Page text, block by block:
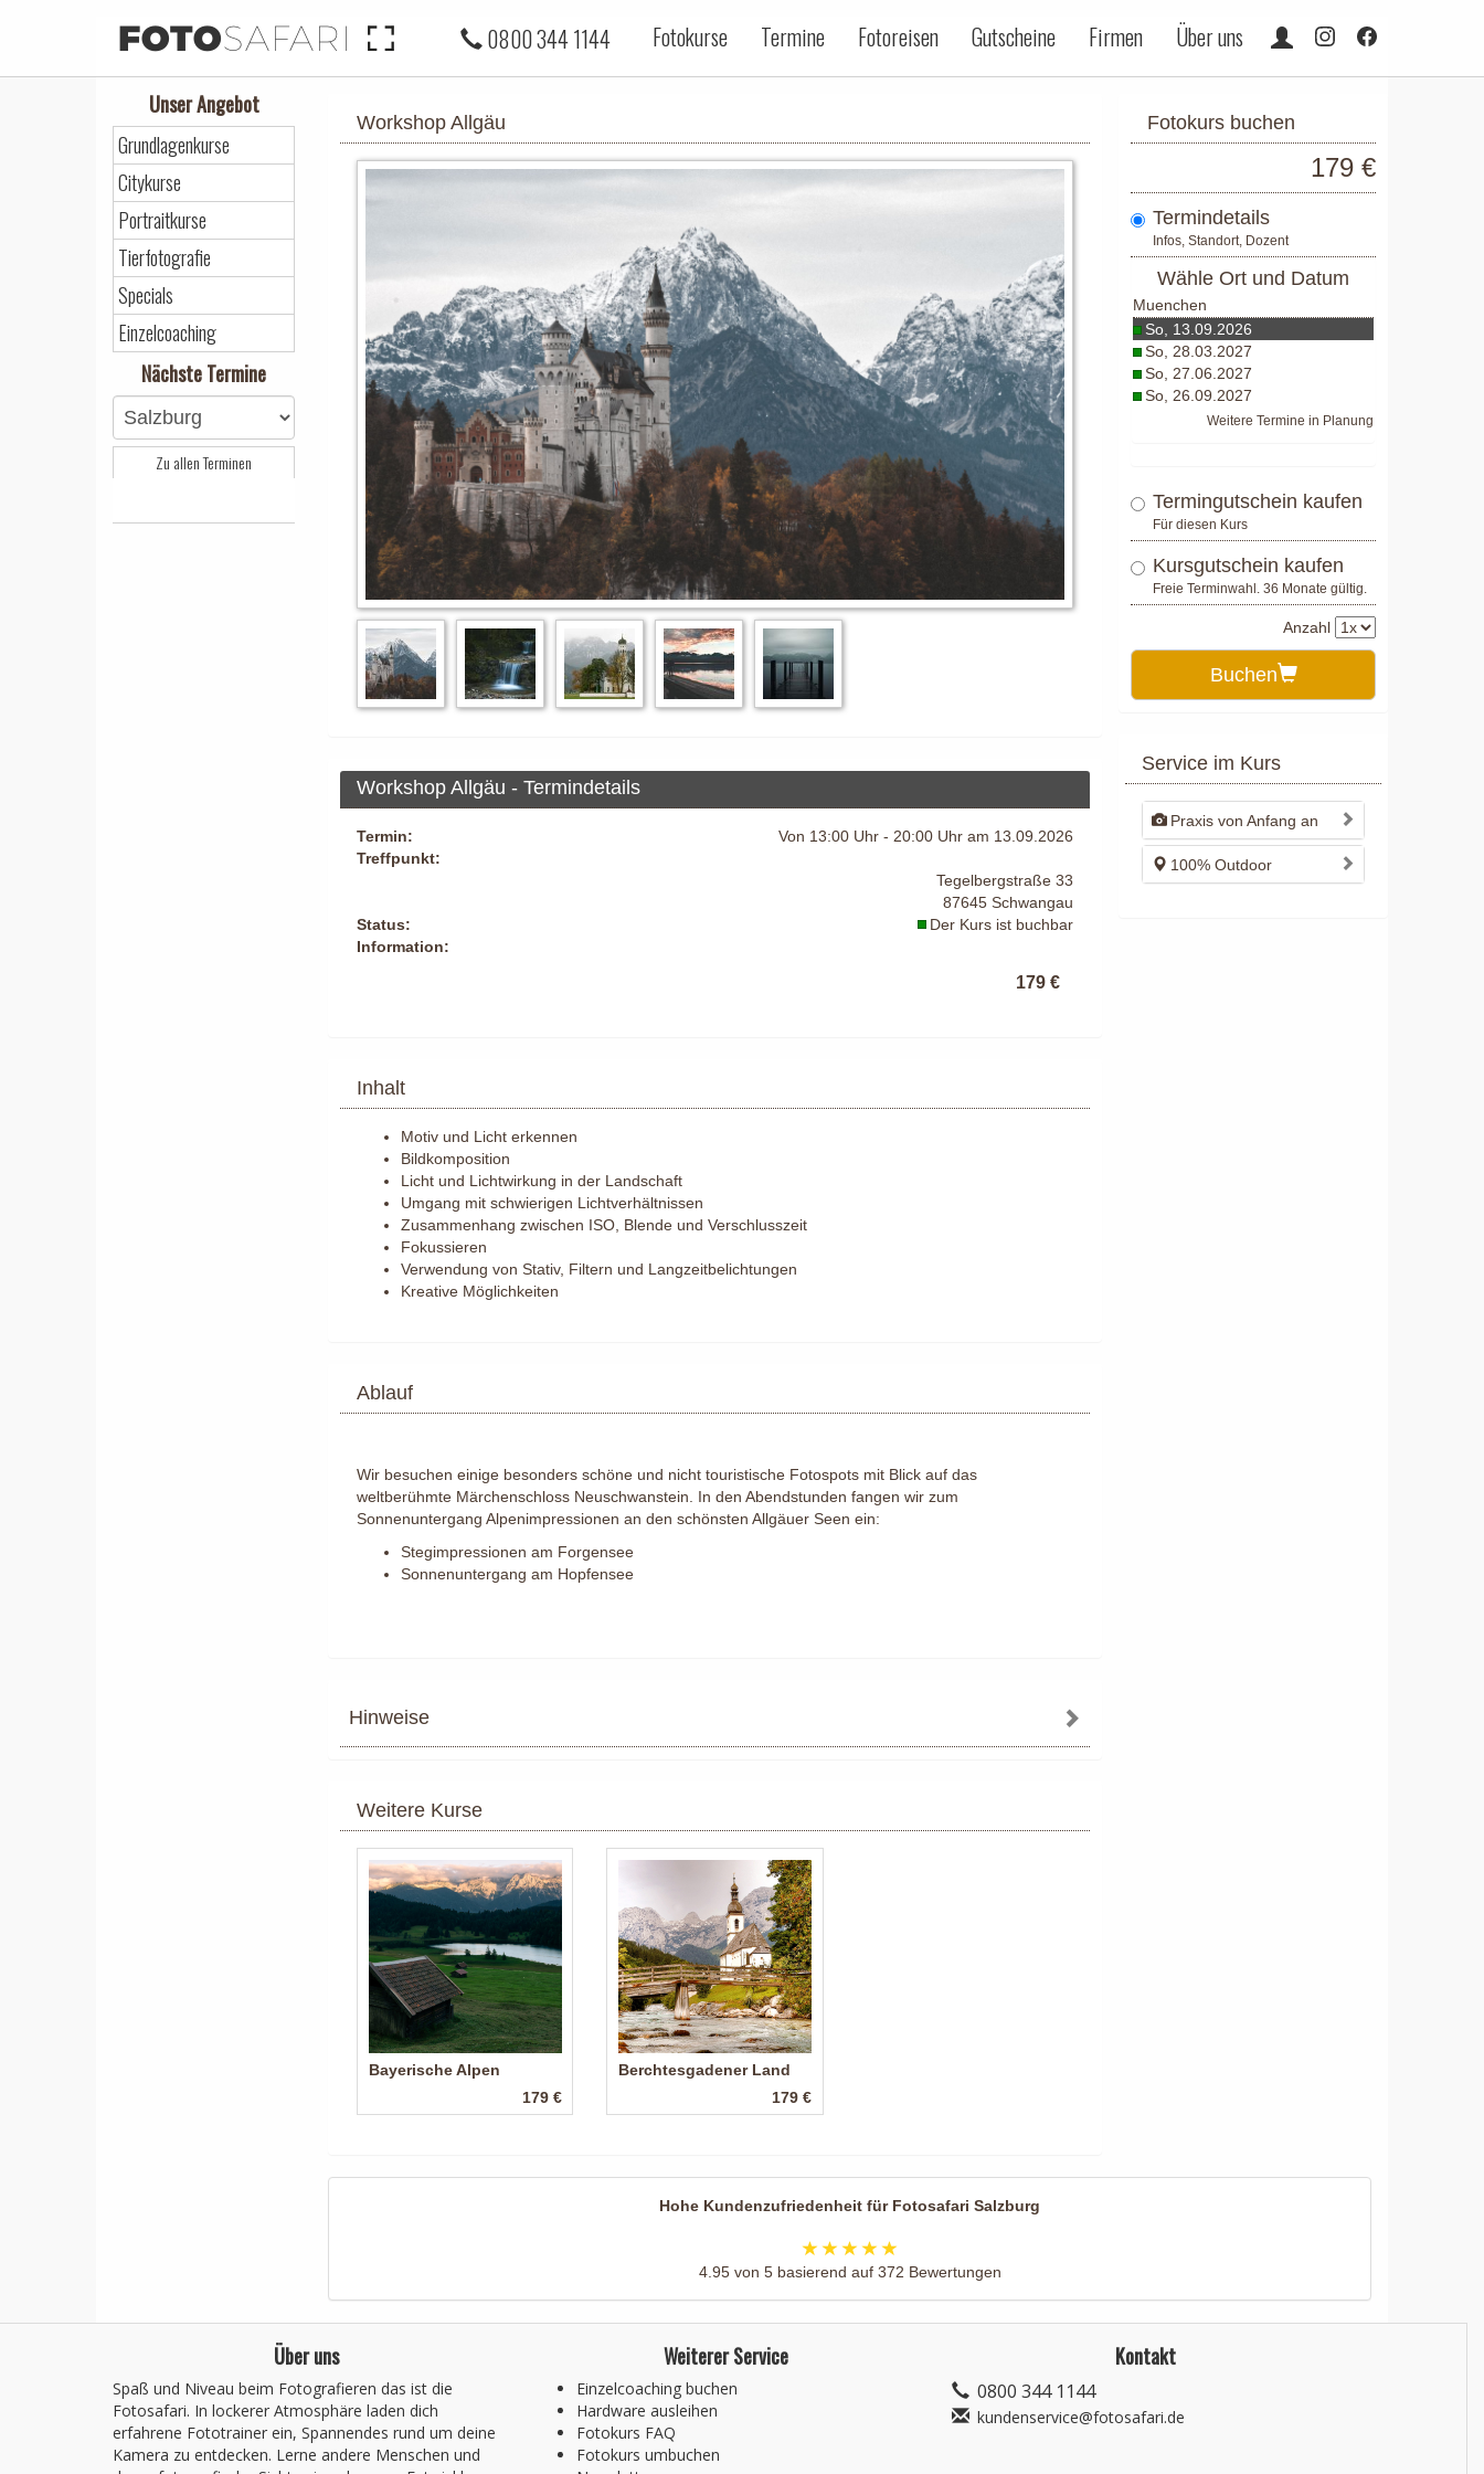
FOTOSAFARI 0800 344 1144 Fotokurse Termine Fotoreisen Gutscheine Firmen Über uns
Unser Angebot
Grundlagenkurse
Citykurse
Portraitkurse
Tierfotografie
Specials
Einzelcoaching
Nächste Termine
Zu allen Terminen
Workshop Allgäu
Workshop Allgäu - Termindetails
Termin:
Von 13:00 Uhr - 20:00 Uhr am 13.09.2026
Treffpunkt:
Tegelbergstraße 33
87645 Schwangau
Status:
Der Kurs ist buchbar
Information:
179 €
Inhalt
Motiv und Licht erkennen
Bildkomposition
Licht und Lichtwirkung in der Landschaft
Umgang mit schwierigen Lichtverhältnissen
Zusammenhang zwischen ISO, Blende und Verschlusszeit
Fokussieren
Verwendung von Stativ, Filtern und Langzeitbelichtungen
Kreative Möglichkeiten
Ablauf
Wir besuchen einige besonders schöne und nicht touristische Fotospots mit Blick auf das
weltberühmte Märchenschloss Neuschwanstein. In den Abendstunden fangen wir zum
Sonnenuntergang Alpenimpressionen an den schönsten Allgäuer Seen ein:
Stegimpressionen am Forgensee
Sonnenuntergang am Hopfensee
Hinweise
Weitere Kurse
Bayerische Alpen
179 €
Berchtesgadener Land
179 €
Fotokurs buchen
179 €
Termindetails
Infos, Standort, Dozent
Wähle Ort und Datum
Muenchen
So, 13.09.2026
So, 28.03.2027
So, 27.06.2027
So, 26.09.2027
Weitere Termine in Planung
Termingutschein kaufen
Für diesen Kurs
Kursgutschein kaufen
Freie Terminwahl. 36 Monate gültig.
Anzahl
Buchen
Service im Kurs
Praxis von Anfang an
100% Outdoor
Hohe Kundenzufriedenheit für Fotosafari Salzburg
4.95von 5 basierend auf 372 Bewertungen
Über uns
Spaß und Niveau beim Fotografieren das ist die
Fotosafari. In lockerer Atmosphäre laden dich
erfahrene Fototrainer ein, Spannendes rund um deine
Kamera zu entdecken. Lerne andere Menschen und
Weiterer Service
Einzelcoaching buchen
Hardware ausleihen
Fotokurs FAQ
Fotokurs umbuchen
Kontakt
0800 344 1144
kundenservice@fotosafari.de